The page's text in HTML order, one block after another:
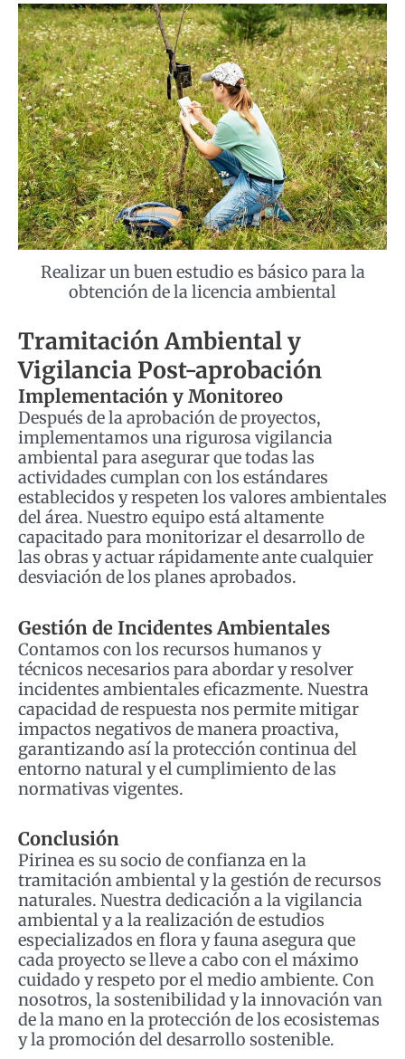
Realizar un buen estudio es básico para la
obtención de la licencia ambiental
Tramitación Ambiental y
Vigilancia Post-aprobación
Implementación y Monitoreo
Después de la aprobación de proyectos,
implementamos una rigurosa vigilancia
ambiental para asegurar que todas las
actividades cumplan con los estándares
establecidos y respeten los valores ambientales
del área. Nuestro equipo está altamente
capacitado para monitorizar el desarrollo de
las obras y actuar rápidamente ante cualquier
desviación de los planes aprobados.
Gestión de Incidentes Ambientales
Contamos con los recursos humanos y
técnicos necesarios para abordar y resolver
incidentes ambientales eficazmente. Nuestra
capacidad de respuesta nos permite mitigar
impactos negativos de manera proactiva,
garantizando así la protección continua del
entorno natural y el cumplimiento de las
normativas vigentes.
Conclusión
Pirinea es su socio de confianza en la
tramitación ambiental y la gestión de recursos
naturales. Nuestra dedicación a la vigilancia
ambiental y a la realización de estudios
especializados en flora y fauna asegura que
cada proyecto se lleve a cabo con el máximo
cuidado y respeto por el medio ambiente. Con
nosotros, la sostenibilidad y la innovación van
de la mano en la protección de los ecosistemas
y la promoción del desarrollo sostenible.